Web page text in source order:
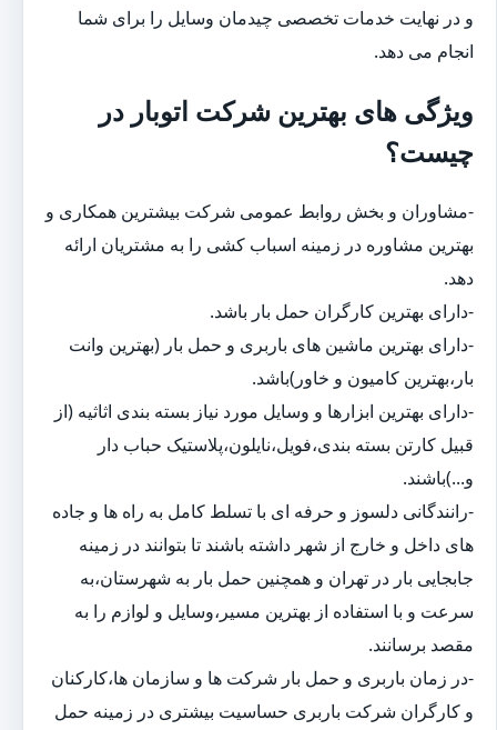
و در نهایت خدمات تخصصی چیدمان وسایل را برای شما
انجام می دهد.
ویژگی های بهترین شرکت اتوبار در
چیست؟
-مشاوران و بخش روابط عمومی شرکت بیشترین همکاری و
بهترین مشاوره در زمینه اسباب کشی را به مشتریان ارائه
دهد.
-دارای بهترین کارگران حمل بار باشد.
-دارای بهترین ماشین های باربری و حمل بار (بهترین وانت
بار،بهترین کامیون و خاور)باشد.
-دارای بهترین ابزارها و وسایل مورد نیاز بسته بندی اثاثیه (از
قبیل کارتن بسته بندی،فویل،نایلون،پلاستیک حباب دار
و...)باشند.
-رانندگانی دلسوز و حرفه ای با تسلط کامل به راه ها و جاده
های داخل و خارج از شهر داشته باشند تا بتوانند در زمینه
جابجایی بار در تهران و همچنین حمل بار به شهرستان،به
سرعت و با استفاده از بهترین مسیر،وسایل و لوازم را به
مقصد برسانند.
-در زمان باربری و حمل بار شرکت ها و سازمان ها،کارکنان
و کارگران شرکت باربری حساسیت بیشتری در زمینه حمل